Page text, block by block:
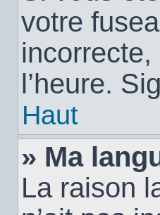
votre
l’heure.
Haut
» Ma
La raison